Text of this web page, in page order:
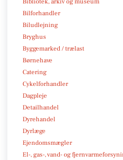
Bilforhandler
Biludlejning
Bryghus
Byggemarked / trælast
Børnehave
Catering
Cykelforhandler
Dagpleje
Detailhandel
Dyrehandel
Dyrlæge
Ejendomsmægler
El-, gas-, vand- og